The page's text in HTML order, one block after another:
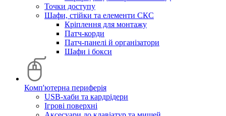
Точки доступу
Шафи, стійки та елементи СКС
Кріплення для монтажу
Патч-корди
Патч-панелі й організатори
Шафи і бокси
Комп'ютерна периферія
USB-хаби та кардрідери
Ігрові поверхні